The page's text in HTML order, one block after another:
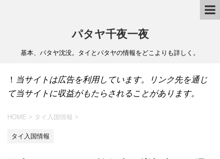
パタヤ千夜一夜
基本、パタヤ沈没。タイとパタヤの情報をどこよりも詳しく。
！ 当サイトは広告を利用しています。リンク先を通じ
て当サイトに収益がもたらされることがあります。
HOME > タイ入国情報 >
タイ入国情報